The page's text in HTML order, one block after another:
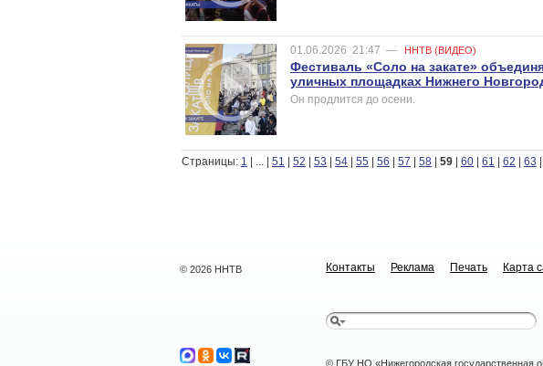
01.06.2026 21:47 — ННТВ (ВИДЕО)
Фестиваль «Соло на закате»
уличных площадках Нижнего
Он продлится до осени.
Страницы: 1 | | 51 | 52 | 53 | 54 | 55 | 56 | 57 | 58 | 59 | 60 | 61 | 62 | 63 |
© 2026 ННТВ Контакты Реклама Печать Карта
© ГБУ НО «Нижегородская государственная